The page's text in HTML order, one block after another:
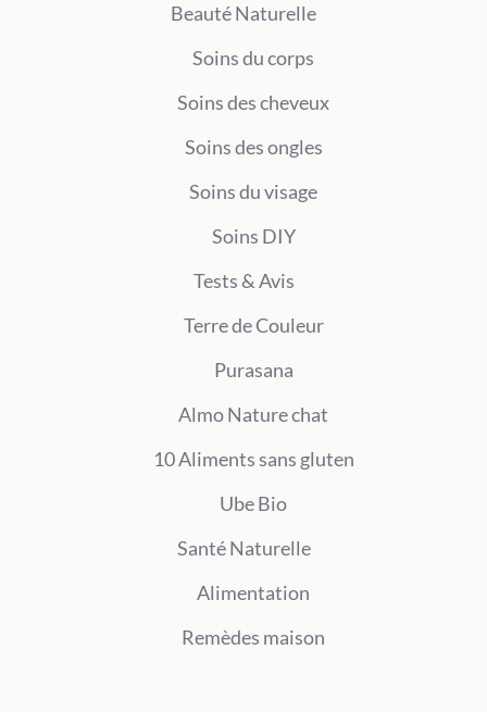
Beauté Naturelle
Soins du corps
Soins des cheveux
Soins des ongles
Soins du visage
Soins DIY
Tests & Avis
Terre de Couleur
Purasana
Almo Nature chat
10 Aliments sans gluten
Ube Bio
Santé Naturelle
Alimentation
Remèdes maison